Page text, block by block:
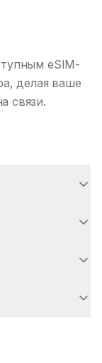
eSIM-
делая ваше
связи.